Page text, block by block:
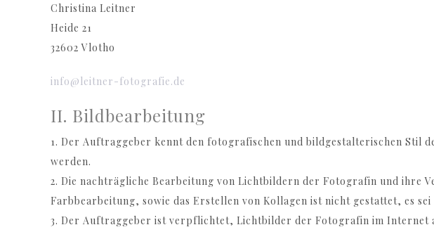
Christina Leitner
Heide 21
32602 Vlotho
info@leitner-fotografie.de
II. Bildbearbeitung
1. Der Auftraggeber kennt den fotografischen und bildgestalterischen Stil
werden.
2. Die nachträgliche Bearbeitung von Lichtbildern der Fotografin und ihre
Farbbearbeitung, sowie das Erstellen von Kollagen ist nicht gestattet, es
3. Der Auftraggeber ist verpflichtet, Lichtbilder der Fotografin im